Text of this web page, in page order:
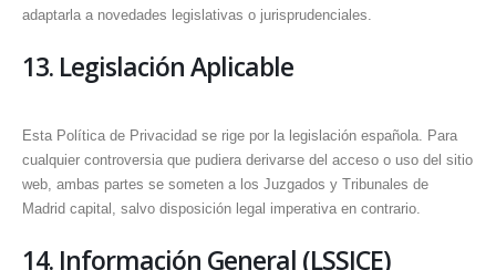
adaptarla a novedades legislativas o jurisprudenciales.
13. Legislación Aplicable
Esta Política de Privacidad se rige por la legislación española. Para
cualquier controversia que pudiera derivarse del acceso o uso del sitio
web, ambas partes se someten a los Juzgados y Tribunales de
Madrid capital, salvo disposición legal imperativa en contrario.
14. Información General (LSSICE)